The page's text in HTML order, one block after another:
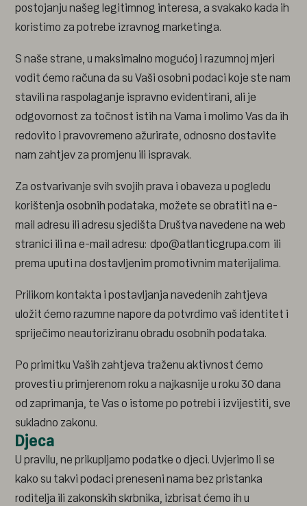
postojanju našeg legitimnog interesa, a svakako kada ih
koristimo za potrebe izravnog marketinga.
S naše strane, u maksimalno mogućoj i razumnoj mjeri
vodit ćemo računa da su Vaši osobni podaci koje ste nam
stavili na raspolaganje ispravno evidentirani, ali je
odgovornost za točnost istih na Vama i molimo Vas da ih
redovito i pravovremeno ažurirate, odnosno dostavite
nam zahtjev za promjenu ili ispravak.
Za ostvarivanje svih svojih prava i obaveza u pogledu
korištenja osobnih podataka, možete se obratiti na e-
mail adresu ili adresu sjedišta Društva navedene na web
stranici ili na e-mail adresu:dpo@atlanticgrupa.com ili
prema uputi na dostavljenim promotivnim materijalima.
Prilikom kontakta i postavljanja navedenih zahtjeva
uložit ćemo razumne napore da potvrdimo vaš identitet i
spriječimo neautoriziranu obradu osobnih podataka.
Po primitku Vaših zahtjeva traženu aktivnost ćemo
provesti u primjerenom roku a najkasnije u roku 30 dana
od zaprimanja, te Vas o istome po potrebi i izvijestiti, sve
sukladno zakonu.
Djeca
U pravilu, ne prikupljamo podatke o djeci. Uvjerimo li se
kako su takvi podaci preneseni nama bez pristanka
roditelja ili zakonskih skrbnika, izbrisat ćemo ih u